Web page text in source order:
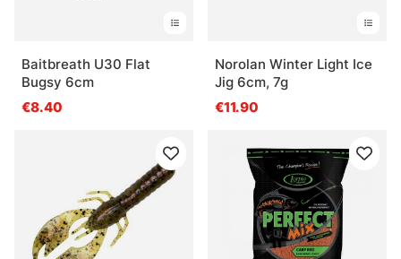
Baitbreath U30 Flat
Bugsy 6cm
€8.40
Norolan Winter Light Ice
Jig 6cm, 7g
€11.90